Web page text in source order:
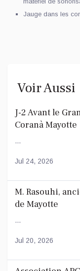
Jauge dans les
Voir Aussi
J-2 Avant le
Coranà Mayotte
...
Jul 24, 2026
M. Rasouhi,
de Mayotte
...
Jul 20, 2026